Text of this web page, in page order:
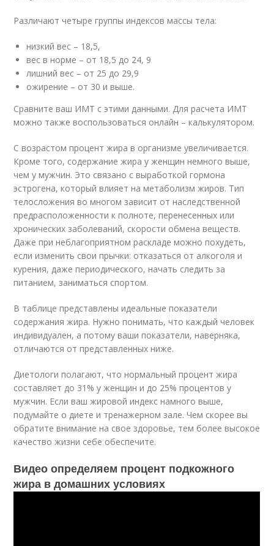
Различают четыре группы индексов массы тела:
низкий вес – 18,5,
вес в норме – от 18,5 до 24, 9
лишний вес – от 25 до 29,9
ожирение – от 30 и выше.
Сравните ваш ИМТ с этими данными. Для расчета ИМТ
можно также воспользоваться онлайн – калькулятором.
С возрастом процент жира в организме увеличивается.
Кроме того, содержание жира у женщин немного выше,
чем у мужчин. Это связано с выработкой гормона
эстрогена, который влияет на метаболизм жиров. Тип
телосложения во многом зависит от наследственной
предрасположенности к полноте, перенесенных или
хронических заболеваний, скорости обмена веществ.
Даже при неблагоприятном раскладе можно похудеть,
если изменить свои прычки: отказаться от алкоголя и
курения, даже периодического, начать следить за
питанием, заниматься спортом.
В таблице представлены идеальные показатели
содержания жира. Нужно понимать, что каждый человек
индивидуален, а потому ваши показатели, наверняка,
отличаются от представленных ниже.
Диетологи полагают, что нормальный процент жира
составляет до 31% у женщин и до 25% процентов у
мужчин. Если ваш жировой индекс намного выше,
подумайте о диете и тренажерном зале. Чем скорее вы
обратите внимание на свое здоровье, тем более высокое
качество жизни себе обеспечите.
Видео определяем процент подкожного
жира в домашних условиях